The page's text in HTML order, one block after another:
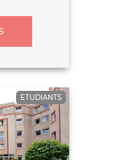
ETUDIANTS